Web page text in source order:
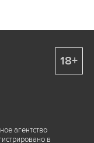
агентство
в
18+